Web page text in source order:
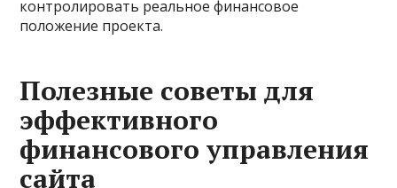
контролировать реальное финансовое
положение проекта.
Полезные советы для
эффективного
финансового управления
сайта